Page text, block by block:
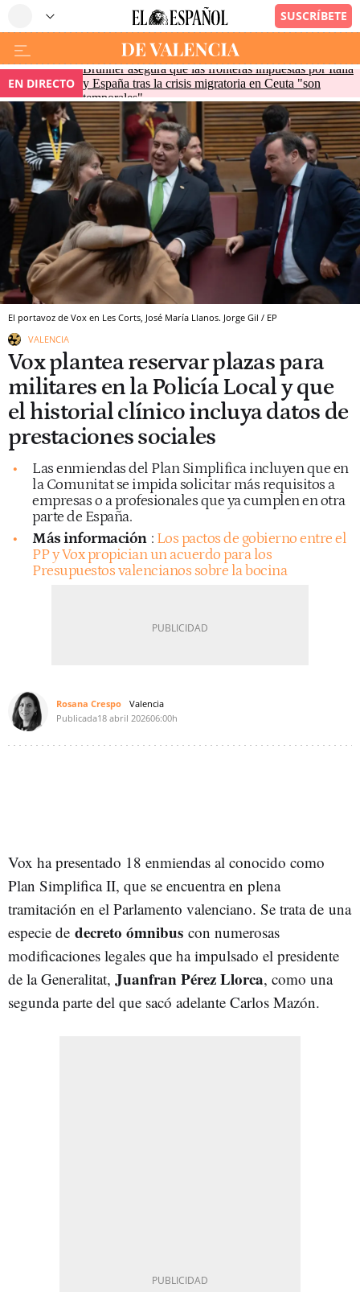
EN DIRECTO
Brunner asegura que las fronteras impuestas por Italia
y España tras la crisis migratoria en Ceuta "son
temporales"
El portavoz de Vox en Les Corts, José María Llanos. Jorge Gil / EP
VALENCIA
Vox plantea reservar plazas para
militares en la Policía Local y que
el historial clínico incluya datos de
prestaciones sociales
Las enmiendas del Plan Simplifica incluyen que en
la Comunitat se impida solicitar más requisitos a
empresas o a profesionales que ya cumplen en otra
parte de España.
Más información : Los pactos de gobierno entre el
PP y Vox propician un acuerdo para los
Presupuestos valencianos sobre la bocina
Rosana Crespo
Valencia
Publicada18 abril 202606:00h
Vox ha presentado 18 enmiendas al conocido como
Plan Simplifica II, que se encuentra en plena
tramitación en el Parlamento valenciano. Se trata de una
especie de decreto ómnibus con numerosas
modificaciones legales que ha impulsado el presidente
de la Generalitat, Juanfran Pérez Llorca, como una
segunda parte del que sacó adelante Carlos Mazón.